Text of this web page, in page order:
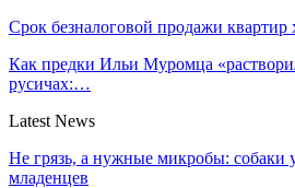
Срок безналоговой продажи квартир
Как предки Ильи Муромца
русичах:…
Latest News
Не грязь, а нужные микробы: собаки
младенцев